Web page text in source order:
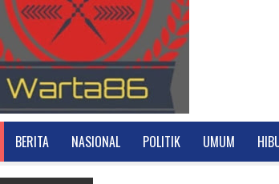
BERITA NASIONAL POLITIK UMUM